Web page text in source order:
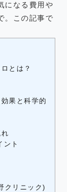
になる費用や
。この記事で
とは？
果と科学的
ント
クリニック)